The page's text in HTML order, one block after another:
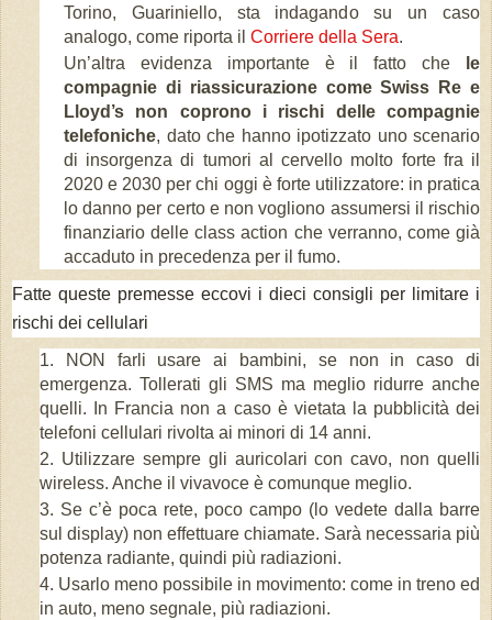
Torino, Guariniello, sta indagando su un caso
analogo, come riporta il Corriere della Sera.
Un’altra evidenza importante è il fatto che
le
compagnie di riassicurazione come Swiss Re e
Lloyd’s non coprono i rischi delle compagnie
telefoniche, dato che hanno ipotizzato uno scenario
di insorgenza di tumori al cervello molto forte fra il
2020 e 2030 per chi oggi è forte utilizzatore: in pratica
lo danno per certo e non vogliono assumersi il rischio
finanziario delle class action che verranno, come già
accaduto in precedenza per il fumo.
Fatte queste premesse eccovi i dieci consigli per limitare i
rischi dei cellulari
NON farli usare ai bambini, se non in caso di
emergenza. Tollerati gli SMS ma meglio ridurre anche
quelli. In Francia non a caso è vietata la pubblicità dei
telefoni cellulari rivolta ai minori di 14 anni.
Utilizzare sempre gli auricolari con cavo, non quelli
wireless. Anche il vivavoce è comunque meglio.
Se c’è poca rete, poco campo (lo vedete dalla barre
sul display) non effettuare chiamate. Sarà necessaria più
potenza radiante, quindi più radiazioni.
Usarlo meno possibile in movimento: come in treno ed
in auto, meno segnale, più radiazioni.